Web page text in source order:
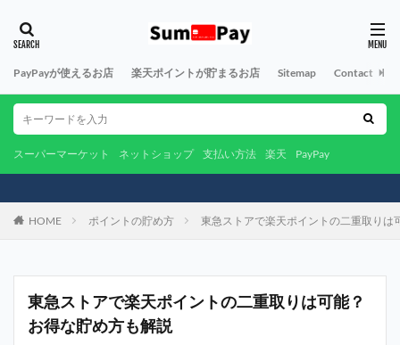
PayPayが使えるお店 楽天ポイントが貯まるお店 Sitemap Contact
スーパーマーケット ネットショップ 支払い方法 楽天 PayPay
HOME ポイントの貯め方 東急ストアで楽天ポイントの二重取りは
東急ストアで楽天ポイントの二重取りは可能？
お得な貯め方も解説